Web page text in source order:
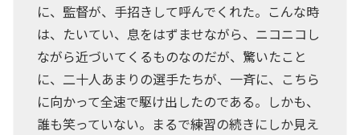
に、監督が、手招きして呼んでくれた。こんな時
は、たいてい、息をはずませながら、ニコニコし
ながら近づいてくるものなのだが、驚いたこと
に、二十人あまりの選手たちが、一斉に、こちら
に向かって全速で駆け出したのである。しかも、
誰も笑っていない。まるで練習の続きにしか見え